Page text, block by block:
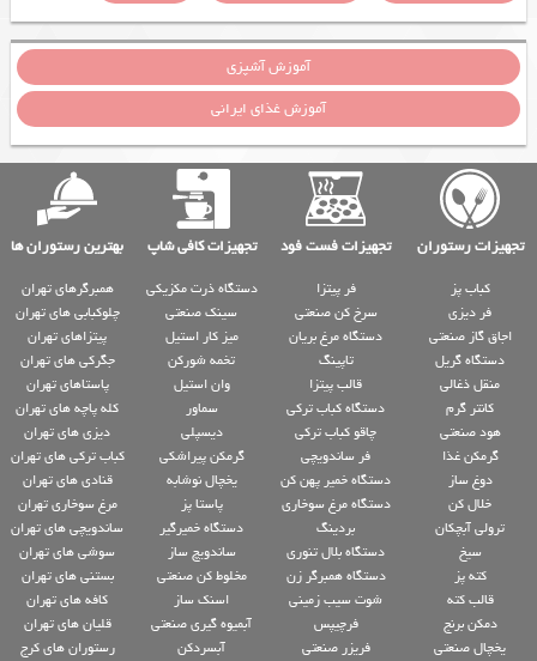
آموزش آشپزی
آموزش غذای ایرانی
تجهیزات رستوران تجهیزات فست فود تجهیزات کافی شاپ بهترین رستوران ها
کباب پز
فر دیزی
اجاق گاز صنعتی
دستگاه گریل
منقل ذغالی
کانتر گرم
هود صنعتی
گرمکن غذا
دوغ ساز
خلال کن
ترولی آبچکان
سیخ
کته پز
قالب کته
دمکن برنج
یخچال صنعتی
فر پیتزا
سرخ کن صنعتی
دستگاه مرغ بریان
تاپینگ
قالب پیتزا
دستگاه کباب ترکی
چاقو کباب ترکی
فر ساندویچی
دستگاه خمیر پهن کن
دستگاه مرغ سوخاری
بردینگ
دستگاه بلال تنوری
دستگاه همبرگر زن
شوت سیب زمینی
فرچیپس
فریزر صنعتی
دستگاه ذرت مکزیکی
سینک صنعتی
میز کار استیل
تخمه شورکن
وان استیل
سماور
دیسپلی
گرمکن پیراشکی
یخچال نوشابه
پاستا پز
دستگاه خمیرگیر
ساندویچ ساز
مخلوط کن صنعتی
اسنک ساز
آبمیوه گیری صنعتی
آبسردکن
همبرگرهای تهران
چلوکبابی های تهران
پیتزاهای تهران
جگرکی های تهران
پاستاهای تهران
کله پاچه های تهران
دیزی های تهران
کباب ترکی های تهران
قنادی های تهران
مرغ سوخاری تهران
ساندویچی های تهران
سوشی های تهران
بستنی های تهران
کافه های تهران
قلیان های تهران
رستوران های کرج